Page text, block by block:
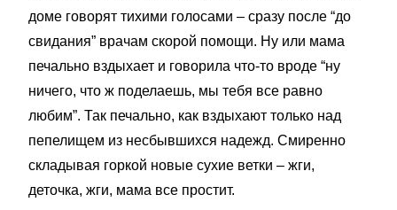
доме говорят тихими голосами – сразу после “до
свидания” врачам скорой помощи. Ну или мама
печально вздыхает и говорила что-то вроде “ну
ничего, что ж поделаешь, мы тебя все равно
любим”. Так печально, как вздыхают только над
пепелищем из несбывшихся надежд. Смиренно
складывая горкой новые сухие ветки – жги,
деточка, жги, мама все простит.